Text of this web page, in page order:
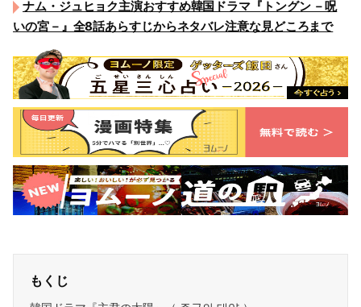
ナム・ジュヒョク主演おすすめ韓国ドラマ『トングン －呪
いの宮－』全8話あらすじからネタバレ注意な見どころまで
もくじ